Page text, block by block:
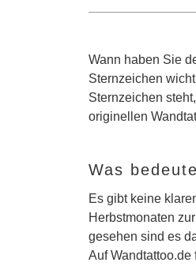
Wann haben Sie
Sternzeichen
Sternzeichen
originellen
Was
Es gibt keine
Herbstmonaten
gesehen sind es
Auf